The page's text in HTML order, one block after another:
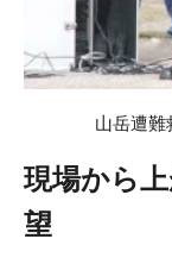
山岳遭難
現場から
望